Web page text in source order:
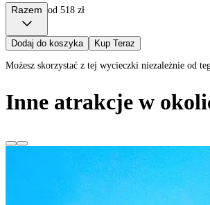
Razem od 518 zł
Dodaj do koszyka Kup Teraz
Możesz skorzystać z tej wycieczki niezależnie od
Inne atrakcje w